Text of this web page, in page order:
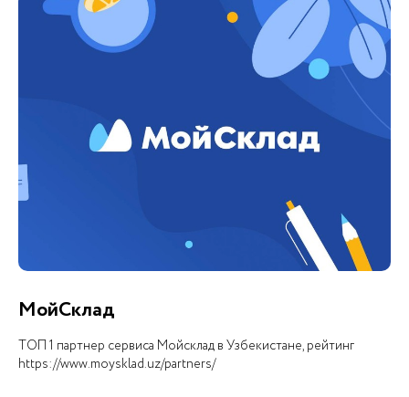
МойСклад
ТОП 1 партнер сервиса Мойсклад в Узбекистане, рейтинг
https://www.moysklad.uz/partners/
Чем занимается iCORP